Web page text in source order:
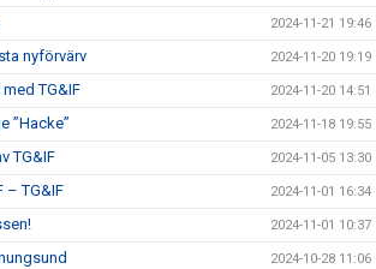
2024-11-21 19:46
nyförvärv 2024-11-20 19:19
TG&IF 2024-11-20 14:51
”Hacke” 2024-11-18 19:55
TG&IF 2024-11-05 13:30
– TG&IF 2024-11-01 16:34
2024-11-01 10:37
2024-10-28 11:06